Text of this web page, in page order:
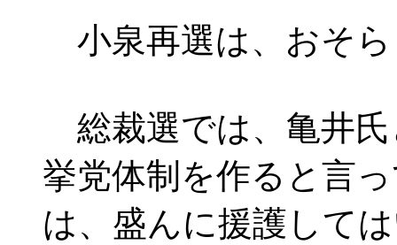
小泉再選は、おそ
総裁選では、亀井氏
挙党体制を作ると言
は、盛んに援護して